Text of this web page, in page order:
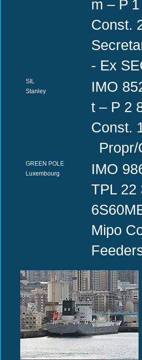
m – P
Const.
- Ex
SIL
Stanley
IMO
t – P 2
Const.
Propr/
GREEN POLE
Luxembourg
IMO
TPL 22
Mipo